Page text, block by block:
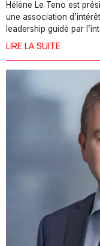
Hélène Le Teno est
une association
leadership guidé par
LIRE LA SUITE